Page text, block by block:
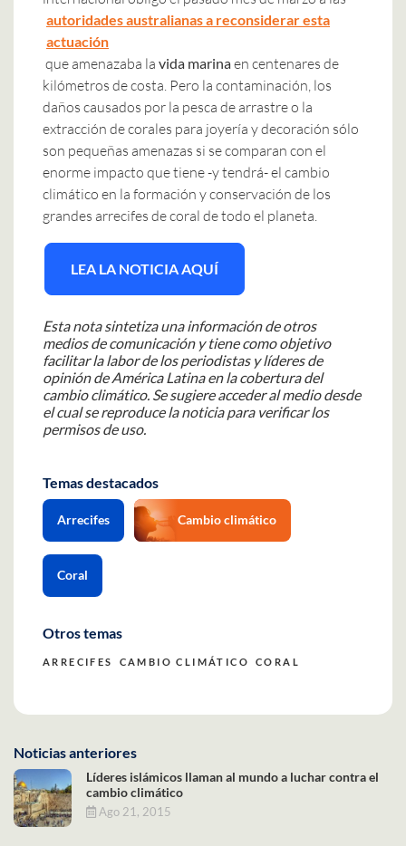
autoridades australianasa reconsiderar esta
actuación
que amenazaba la vida marinaen centenares de
kilómetros de costa. Pero la contaminación, los
daños causados por la pesca de arrastre o la
extracción de corales para joyería y decoración sólo
son pequeñas amenazas si se comparan con el
enorme impacto que tiene -y tendrá- el cambio
climático en la formación y conservación de los
grandes arrecifes de coral de todo el planeta.
LEA LA NOTICIA AQUÍ
Esta nota sintetiza una información de otros
medios de comunicación y tiene como objetivo
facilitar la labor de los periodistas y líderes de
opinión de América Latina en la cobertura del
cambio climático. Se sugiere acceder al medio desde
el cual se reproduce la noticia para verificar los
permisos de uso.
Temas destacados
Arrecifes Cambio climático
Coral
Otros temas
ARRECIFES CAMBIO CLIMÁTICO CORAL
Noticias anteriores
Líderes islámicos llaman al mundo a luchar contra el
cambio climático
Ago 21, 2015